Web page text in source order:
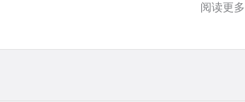
阅读更多